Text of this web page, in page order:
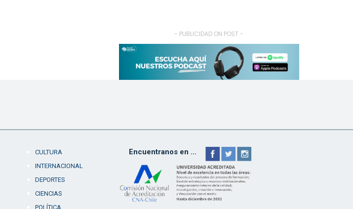
- PUBLICIDAD ON POST -
CULTURA
INTERNACIONAL
DEPORTES
CIENCIAS
POLÍTICA
Encuentranos en ...